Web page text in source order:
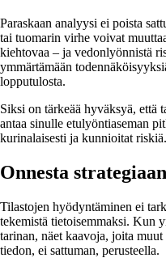
Paraskaan analyysi ei poista
tai tuomarin virhe voivat
kiehtovaa – ja vedonlyönnistä
ymmärtämään
lopputulosta.
Siksi on tärkeää hyväksyä,
antaa sinulle etulyöntiaseman
kurinalaisesti ja kunnioitat riskiä.
Onnesta strategiaan
Tilastojen hyödyntäminen ei
tekemistä tietoisemmaksi. Kun
tarinan, näet kaavoja, joita
tiedon, ei sattuman, perusteella.